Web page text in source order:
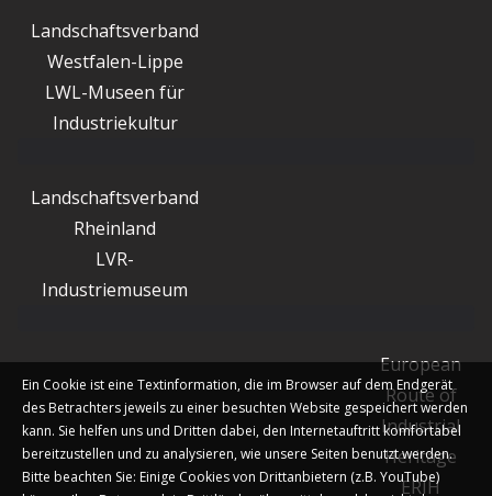
Landschaftsverband
Westfalen-Lippe
LWL-Museen für
Industriekultur
Landschaftsverband
Rheinland
LVR-
Industriemuseum
European
Route of
Industrial
Heritage
ERIH
Ein Cookie ist eine Textinformation, die im Browser auf dem Endgerät
des Betrachters jeweils zu einer besuchten Website gespeichert werden
kann. Sie helfen uns und Dritten dabei, den Internetauftritt komfortabel
bereitzustellen und zu analysieren, wie unsere Seiten benutzt werden.
Bitte beachten Sie: Einige Cookies von Drittanbietern (z.B. YouTube)